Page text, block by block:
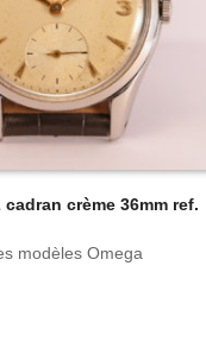
cadran crème 36mm ref.
modèles Omega